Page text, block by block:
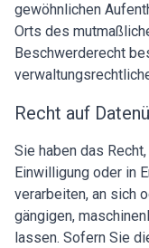
gewöhnlichen
Orts des
Beschwerderecht
Recht auf
Sie haben das
Einwilligung oder in
verarbeiten, an sich
gängigen,
lassen. Sofern Sie